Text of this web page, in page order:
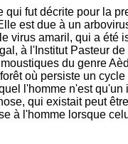
qui fut décrite pour la
est due à un
virus amaril, qui a été
à l'Institut Pasteur de
du genre
où persiste un cycle
l'homme n'est qu'un
qui existait peut
à l'homme lorsque